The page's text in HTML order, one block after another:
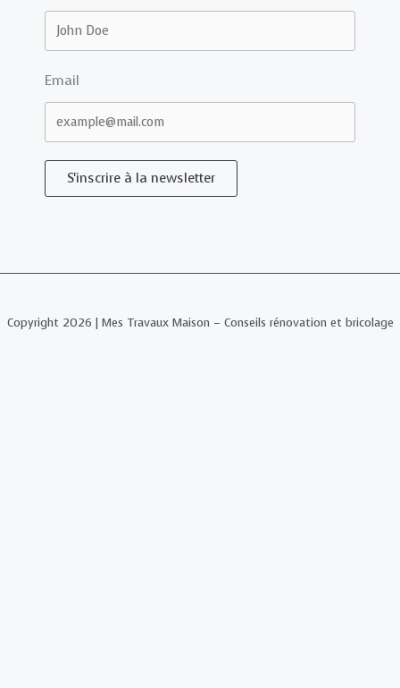
Email
S'inscrire à la newsletter
Copyright 2026 | Mes Travaux Maison – Conseils rénovation et bricolage